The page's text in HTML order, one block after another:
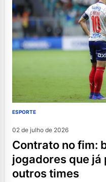
ESPORTE
02 de julho de 2026
contrato no fim: bahia tem 4
jogadores que já
outros times